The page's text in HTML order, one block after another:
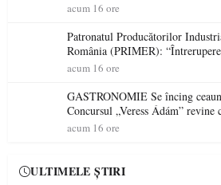
acum 16 ore
Patronatul Producătorilor
România (PRIMER):
electrică a fabricilor de
acum 16 ore
GASTRONOMIE Se încing ceaunele la Satu Mare!
Concursul „Veress Ádám” revine
spectaculoase, premii și un jurat
acum 16 ore
ULTIMELE ȘTIRI